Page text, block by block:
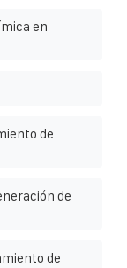
en
de
de
de